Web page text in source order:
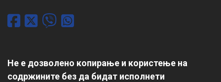
Не е дозволено копирање и користење на
содржините без да бидат исполнети